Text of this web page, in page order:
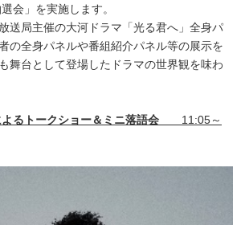
会」を実施します。
送局主催の大河ドラマ「光る君へ」全身パ
の全身パネルや番組紹介パネル等の展示を
舞台として登場したドラマの世界観を味わ
るトークショー＆ミニ落語会 11:05～